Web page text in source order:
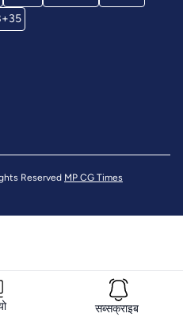
सब्सक्राइब
35
Reserved MP CG Times